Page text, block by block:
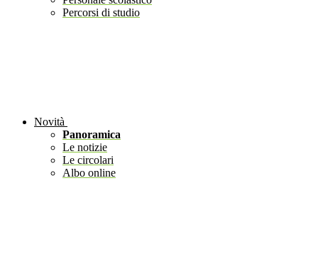
Percorsi di studio
Novità
Panoramica
Le notizie
Le circolari
Albo online